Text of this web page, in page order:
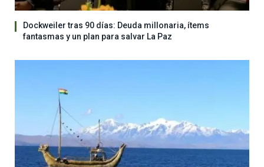
Dockweiler tras 90 días: Deuda millonaria, ítems
fantasmas y un plan para salvar La Paz